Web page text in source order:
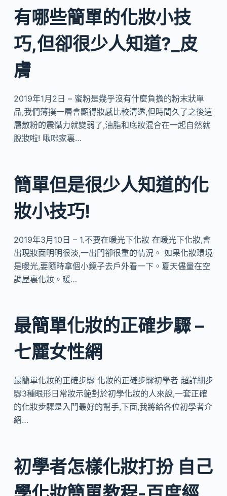
有哪些簡單的化妝小技
巧,但卻很少人知道?_皮
膚
2019年1月2日 – 蜜粉是幾乎沒有什麼負擔的粉末狀單
品,我們薄撲一層會顯得妝感比較清透,但時間久了之後這
層散粉的震懾力就變弱了,油脂和底妝混合在一起自然就
脫妝啦! 啾咪家裏…
簡單但是很少人知道的化
妝小技巧!
2019年3月10日 – 1.不要在暖光下化妝 在暖光下化妝,會
出現妝面明明很淡,一出門卻很重的情況。 如果化妝環境
是暖光,要隨時拿個小鏡子去戶外看一下。夏天儘量在空
調屋裏化妝。暖…
最簡單化妝的正確步驟 –
七麗女性網
最簡單化妝的正確步驟 化妝的正確步驟初學者 超詳細步
驟3種眼形日常妝示範對於初學化妝的人來說,一套正確
的化妝步驟是入門最好的幫手,下面,我將給各位初學者介
紹…
初學者怎樣化妝打扮 自己